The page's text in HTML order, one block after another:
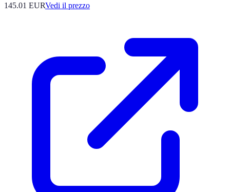
145.01 EURVedi il prezzo